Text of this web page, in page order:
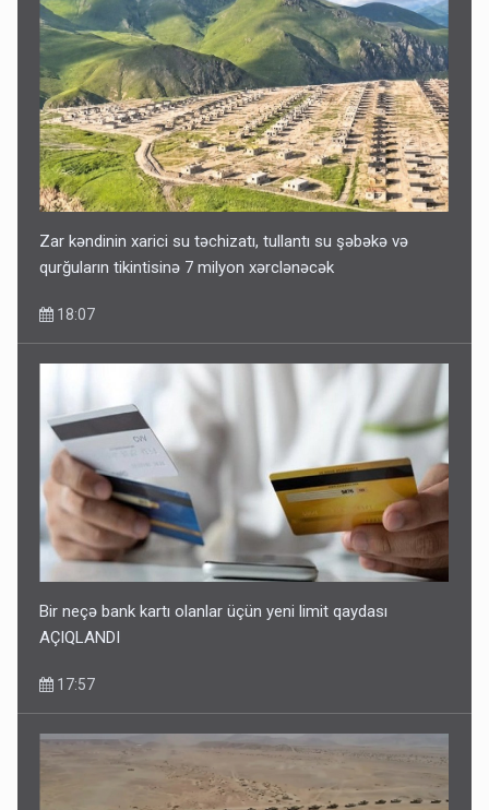
Zar kəndinin xarici su təchizatı, tullantı su şəbəkə və
qurğuların tikintisinə 7 milyon xərclənəcək
18:07
Bir neçə bank kartı olanlar üçün yeni limit qaydası
AÇIQLANDI
17:57